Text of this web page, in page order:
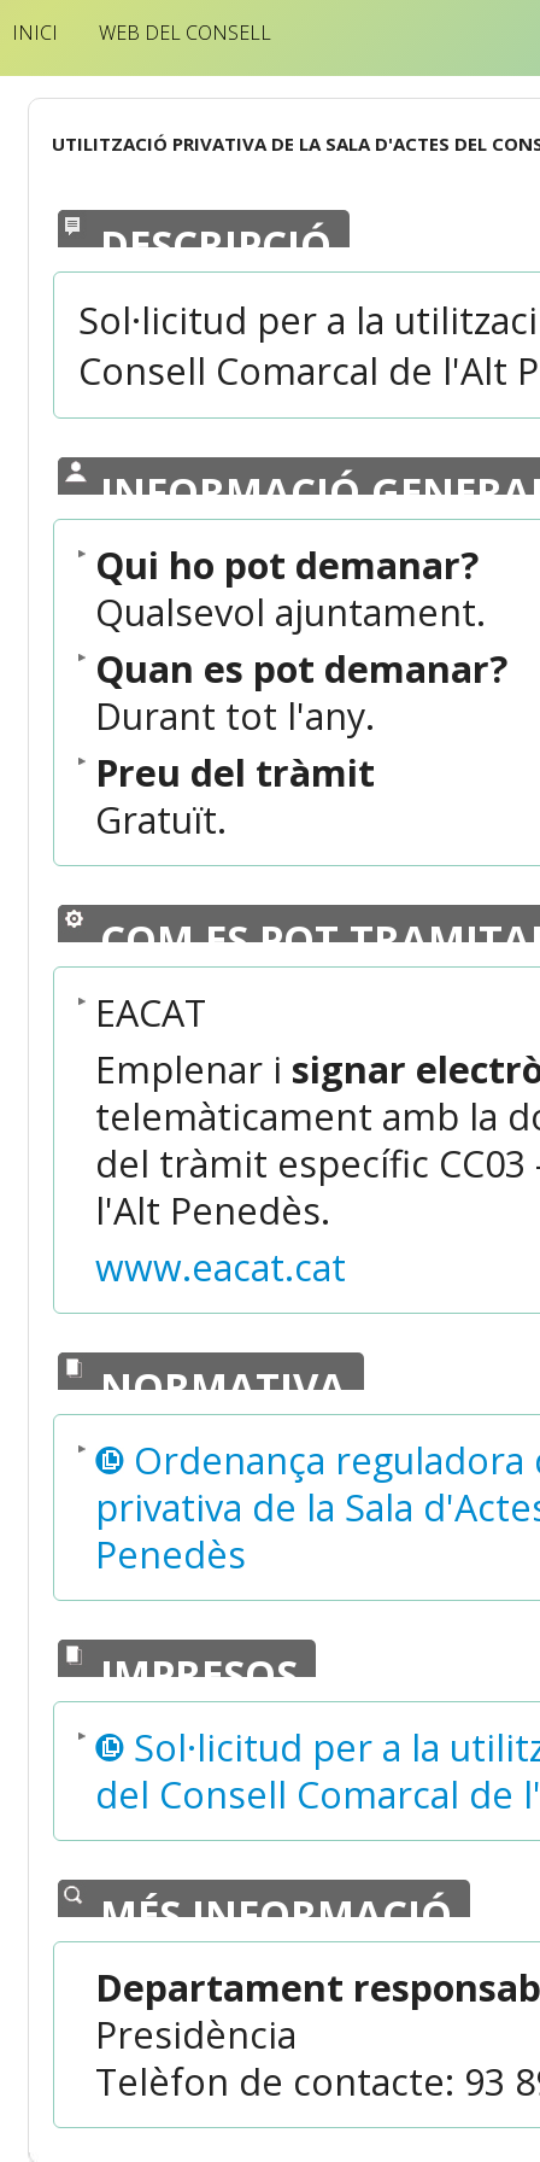
INICI WEB DEL CONSELL
UTILITZACIÓ PRIVATIVA DE LA SALA D'ACTES DEL
DESCRIPCIÓ
Sol·licitud per a la
Consell Comarcal de l'Alt
INFORMACIÓ
Qui ho pot demanar?
Qualsevol ajuntament.
Quan es pot demanar?
Durant tot l'any.
Preu del tràmit
Gratuït.
COM ES POT
EACAT
Emplenar i signar
telemàticament amb la
del tràmit específic
l'Alt Penedès.
www.eacat.cat
NORMATIVA
Ordenança
privativa de la Sala
Penedès
IMPRESOS
Sol·licitud per a la
del Consell Comarcal de
MÉS INFORMACIÓ
Departament
Presidència
Telèfon de contacte: 93